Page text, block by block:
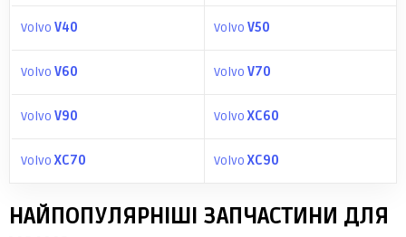
Volvo V40 Volvo V50
Volvo V60 Volvo V70
Volvo V90 Volvo XC60
Volvo XC70 Volvo XC90
НАЙПОПУЛЯРНІШІ ЗАПЧАСТИНИ ДЛЯ